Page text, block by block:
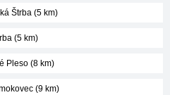
Štrba (5 km)
(5 km)
Pleso (8 km)
(9 km)